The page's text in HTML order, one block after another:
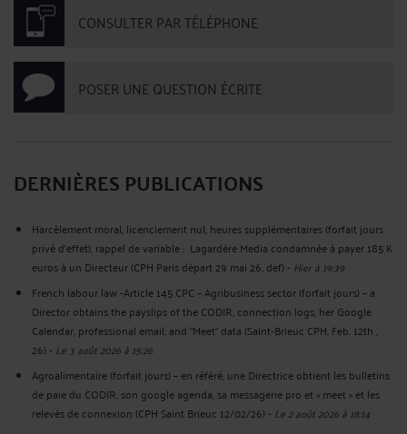
CONSULTER PAR TÉLÉPHONE
POSER UNE QUESTION ÉCRITE
DERNIÈRES PUBLICATIONS
Harcèlement moral, licenciement nul, heures supplémentaires (forfait jours
privé d’effet), rappel de variable : Lagardère Media condamnée à payer 185 K
euros à un Directeur (CPH Paris départ 29 mai 26, def)- Hier à 19:39
French labour law -Article 145 CPC – Agribusiness sector (forfait jours) – a
Director obtains the payslips of the CODIR, connection logs, her Google
Calendar, professional email, and "Meet" data (Saint-Brieuc CPH, Feb. 12th ,
26)- Le 3 août 2026 à 15:26
Agroalimentaire (forfait jours) – en référé, une Directrice obtient les bulletins
de paie du CODIR, son google agenda, sa messagerie pro et « meet » et les
relevés de connexion (CPH Saint Brieuc 12/02/26)- Le 2 août 2026 à 18:14